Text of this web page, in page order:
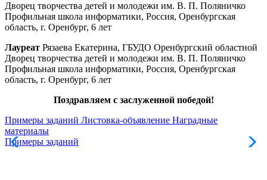
Дворец творчества детей и молодежи им. В. П. Поляничко
Профильная школа информатики, Россия, Оренбургская
область, г. Оренбург, 6 лет
Лауреат Рязаева Екатерина, ГБУДО Оренбургский областной
Дворец творчества детей и молодежи им. В. П. Поляничко
Профильная школа информатики, Россия, Оренбургская
область, г. Оренбург, 6 лет
Поздравляем с заслуженной победой!
Примеры заданий Листовка-объявление Наградные
материалы
Примеры заданий